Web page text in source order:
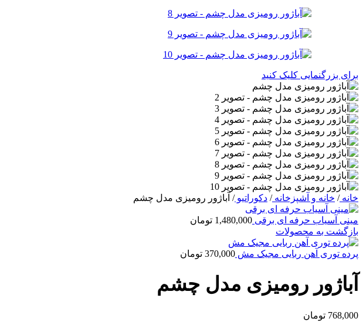
برای بزرگنمایی کلیک کنید
خانه/ خانه و آشپزخانه/ دکوراتیو/ آباژور رومیزی مدل چشم
مینی آسیاب حرفه ای برقی 1,480,000 تومان
بازگشت به محصولات
پرده توری آهن ربایی مجیک مش 370,000 تومان
آباژور رومیزی مدل چشم
768,000 تومان